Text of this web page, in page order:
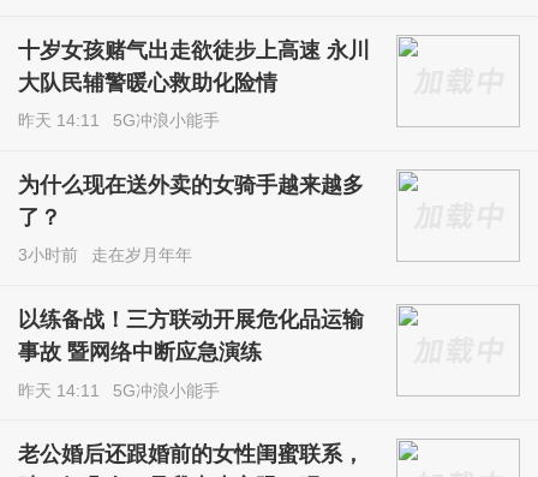
十岁女孩赌气出走欲徒步上高速 永川
大队民辅警暖心救助化险情
昨天 14:11 5G冲浪小能手
为什么现在送外卖的女骑手越来越多
了？
3小时前 走在岁月年年
以练备战！三方联动开展危化品运输
事故 暨网络中断应急演练
昨天 14:11 5G冲浪小能手
老公婚后还跟婚前的女性闺蜜联系，